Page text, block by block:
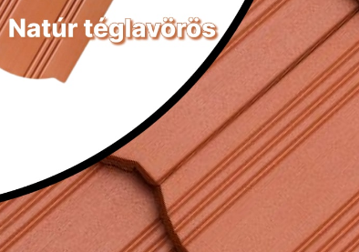
Pilis íves hornyolt XXL
Tondach Pilis íves hornyolt XXL gerinccserép
Klasszikus forma, letisztult
Tondach Pilis ívesvágású
fedéskép reprodukálása